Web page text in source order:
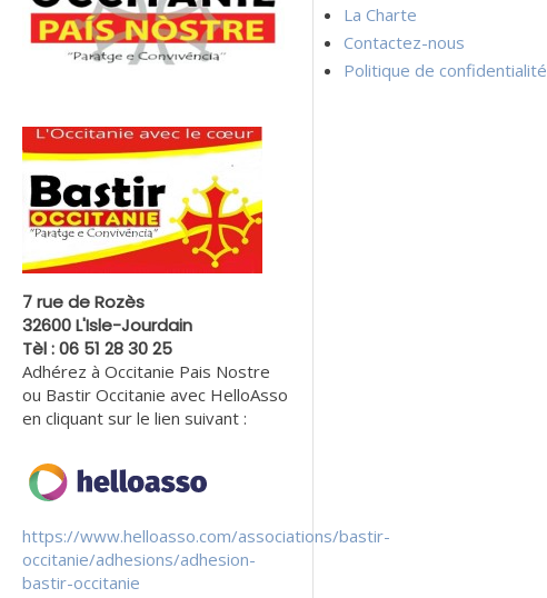
7 rue de Rozès
32600 L'Isle-Jourdain
Tèl : 06 51 28 30 25
Adhérez à Occitanie Pais Nostre
ou Bastir Occitanie avec HelloAsso
en cliquant sur le lien suivant :
https://www.helloasso.com/associations/bastir-
occitanie/adhesions/adhesion-
bastir-occitanie
La Charte
Contactez-nous
Politique de confidentialité